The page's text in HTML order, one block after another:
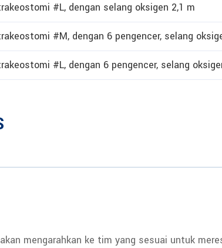
#L, dengan selang oksigen 2,1 m
#M, dengan 6 pengencer, selang
#L, dengan 6 pengencer, selang
mengarahkan ke tim yang sesuai untuk